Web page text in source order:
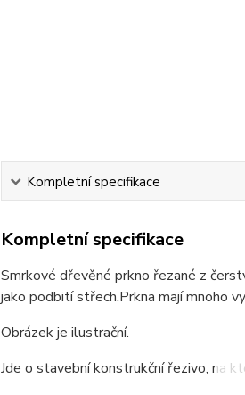
Kompletní specifikace
Kompletní specifikace
Smrkové dřevěné prkno řezané z
jako podbití střech.Prkna mají mnoho
Obrázek je ilustrační.
Jde o stavební konstrukční řezivo, na